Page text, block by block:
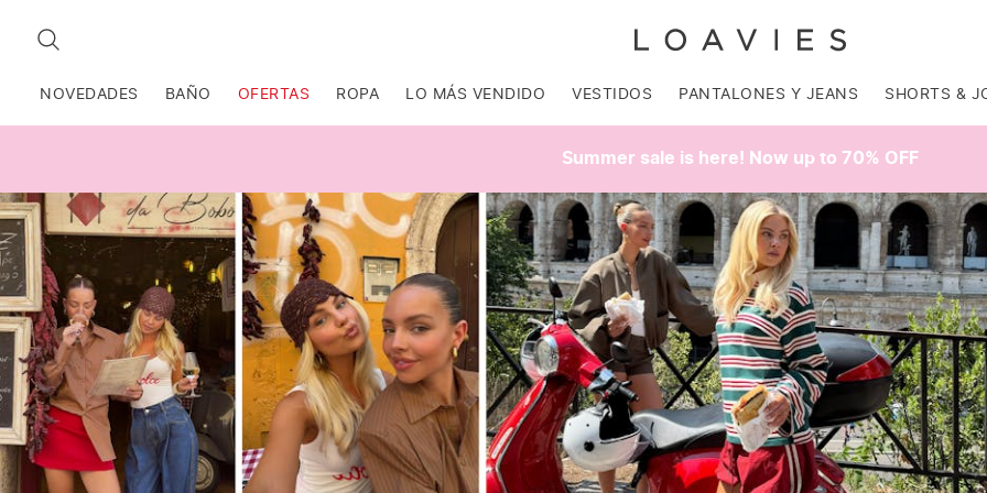
BUSCAR
NOVEDADES BAÑO OFERTAS ROPA LO MÁS VENDIDO VESTIDOS PANTALONES Y JEANS SHORTS &
Summer sale is here! Now up to 70% OFF